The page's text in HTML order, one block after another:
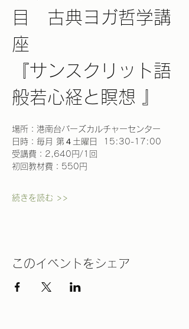
目　古典ヨガ哲学講
座
​『サンスクリット語
般若心経と瞑想 』
場所：港南台バーズカルチャーセンター
日時：毎月 第４土曜日  15:30-17:00
受講費：2,640円/1回
初回教材費：550円
続きを読む >>
このイベントをシェア